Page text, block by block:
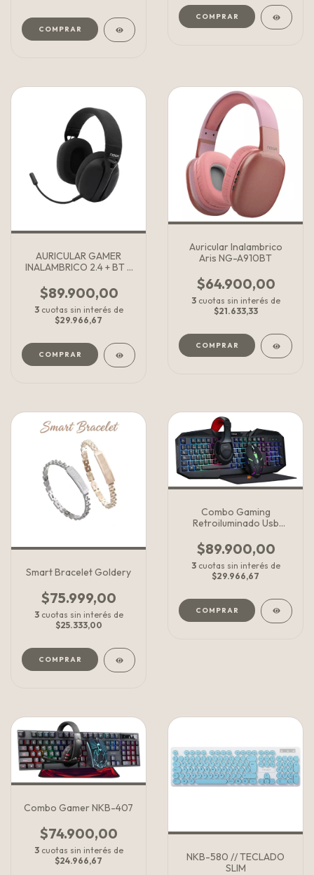
AURICULAR GAMER
INALAMBRICO 2.4 + BT +
$89.900,00
3 cuotas sin interés de
$29.966,67
Auricular Inalambrico
Aris NG-A910BT
$64.900,00
3 cuotas sin interés de
$21.633,33
COMPRAR
Smart Bracelet Goldery
$75.999,00
3 cuotas sin interés de
$25.333,00
COMPRAR
Combo Gaming
Retroiluminado Usb
Mouse Teclado Auricular
y Pad Full Kit 4 En 1
Profesional
$89.900,00
3 cuotas sin interés de
$29.966,67
Combo Gamer NKB-407
$74.900,00
3 cuotas sin interés de
$24.966,67
NKB-580 // TECLADO
SLIM